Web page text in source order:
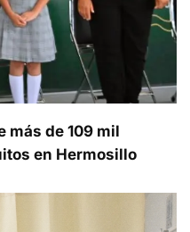
más de 109 mil
en Hermosillo